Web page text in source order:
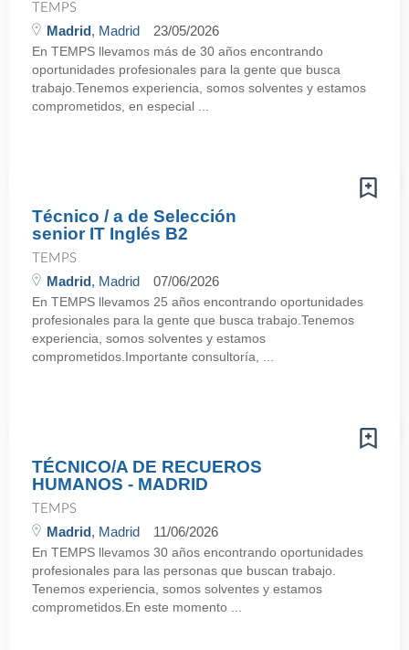
TEMPS
Madrid, Madrid 23/05/2026
En TEMPS llevamos más de 30 años encontrando
oportunidades profesionales para la gente que busca
trabajo.Tenemos experiencia, somos solventes y estamos
comprometidos, en especial ...
Técnico / a de Selección
senior IT Inglés B2
TEMPS
Madrid, Madrid 07/06/2026
En TEMPS llevamos 25 años encontrando oportunidades
profesionales para la gente que busca trabajo.Tenemos
experiencia, somos solventes y estamos
comprometidos.Importante consultoría, ...
TÉCNICO/A DE RECUEROS
HUMANOS - MADRID
TEMPS
Madrid, Madrid 11/06/2026
En TEMPS llevamos 30 años encontrando oportunidades
profesionales para las personas que buscan trabajo.
Tenemos experiencia, somos solventes y estamos
comprometidos.En este momento ...